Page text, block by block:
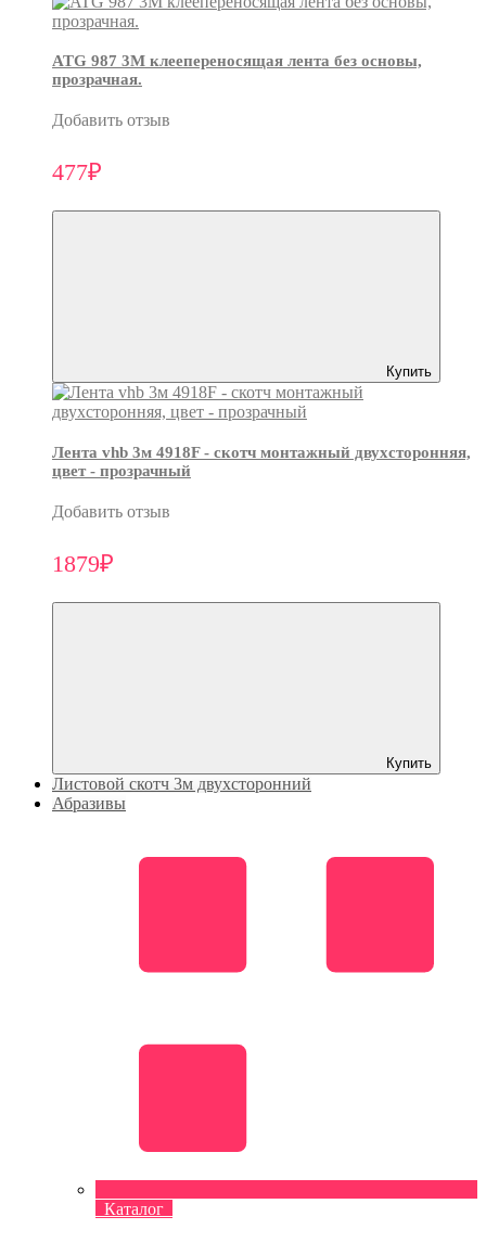
ATG 987 3М клеепереносящая лента без основы,
прозрачная.
Добавить отзыв
477₽
Купить
Лента vhb 3м 4918F - скотч монтажный двухсторонняя,
цвет - прозрачный
Добавить отзыв
1879₽
Купить
Листовой скотч 3м двухсторонний
Абразивы
Каталог